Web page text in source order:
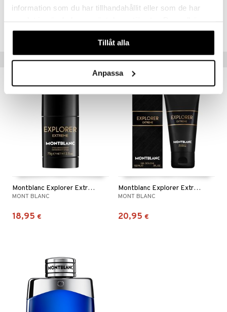
information som du har tillhandahållit eller som de har
våra cookies vid fortsatt användande av vår webbplats.
Tillåt alla
Anpassa
Vinkkejä sinulle
Montblanc Explorer Extreme - Deodorant Stick
MONT BLANC
18,95 €
Montblanc Explorer Extreme - Shower Gel
MONT BLANC
20,95 €